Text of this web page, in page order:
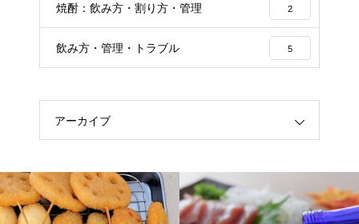
焼酎：飲み方・割り方・管理 2
飲み方・管理・トラブル 5
アーカイブ